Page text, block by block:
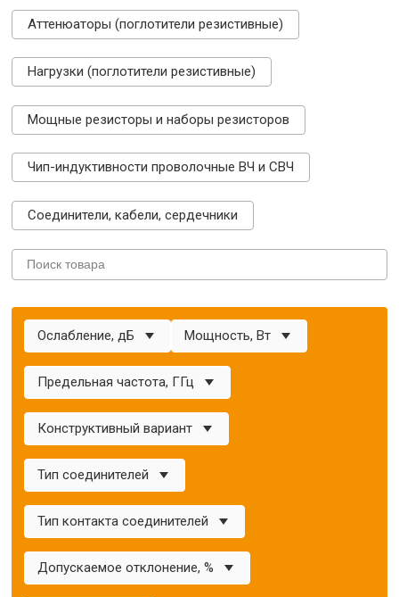
Аттенюаторы (поглотители резистивные)
Нагрузки (поглотители резистивные)
Мощные резисторы и наборы резисторов
Чип-индуктивности проволочные ВЧ и СВЧ
Соединители, кабели, сердечники
Ослабление, дБ Мощность, Вт
Предельная частота, ГГц
Конструктивный вариант
Тип соединителей
Тип контакта соединителей
Допускаемое отклонение, %